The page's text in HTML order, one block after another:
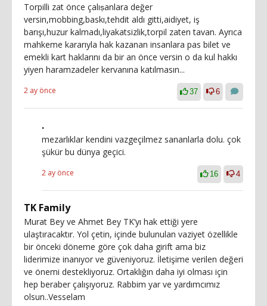
Torpilli zat önce çalıṣanlara değer
versin,mobbing,baskı,tehdit aldı gitti,aidiyet, iş
barışı,huzur kalmadı,liyakatsizlik,torpil zaten tavan. Ayrıca
mahkeme kararıyla hak kazanan insanlara pas bilet ve
emekli kart haklarını da bir an önce versin o da kul hakkı
yiyen haramzadeler kervanına katılmasın...
2 ay önce 37 6
.
mezarlıklar kendini vazgeçilmez sananlarla dolu. çok
şükür bu dünya geçici.
2 ay önce 16 4
TK Family
Murat Bey ve Ahmet Bey TK’yı hak ettiği yere
ulaştıracaktır. Yol çetin, içinde bulunulan vaziyet özellikle
bir önceki döneme göre çok daha girift ama biz
liderimize inanıyor ve güveniyoruz. İletişime verilen değeri
ve önemi destekliyoruz. Ortaklığın daha iyi olması için
hep beraber çalışıyoruz. Rabbim yar ve yardımcımız
olsun..Vesselam